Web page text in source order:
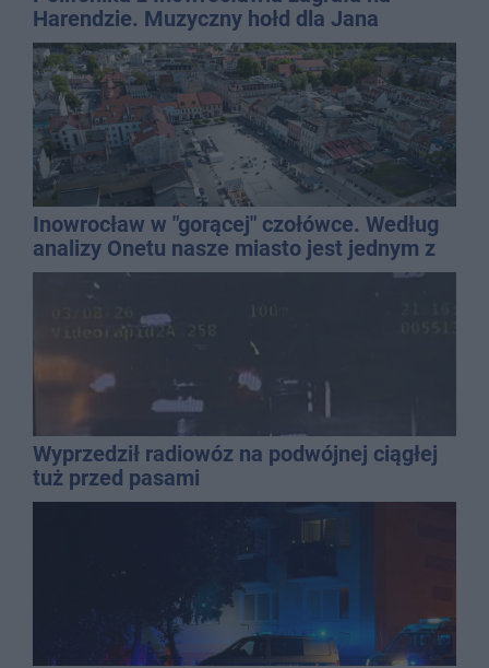
Harendzie. Muzyczny hołd dla Jana
Kasprowicza
Inowrocław w "gorącej" czołówce. Według
analizy Onetu nasze miasto jest jednym z
najbardziej narażonych na upały
Wyprzedził radiowóz na podwójnej ciągłej
tuż przed pasami